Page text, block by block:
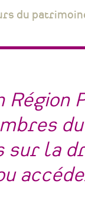
du
du
sur la